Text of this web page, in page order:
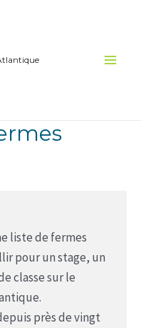
liste de fermes
pour un stage, un
classe sur le
près de vingt